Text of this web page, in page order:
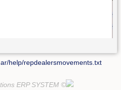
ar/help/repdealersmovements.txt